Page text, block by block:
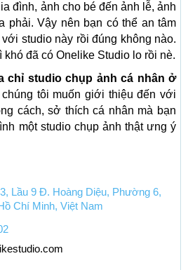
đình, ảnh cho bé đến ảnh lễ, ảnh
phải. Vậy nên bạn có thể an tâm
với studio này rồi đúng không nào.
đã có Onelike Studio lo rồi nè.
chỉ studio chụp ảnh cá nhân ở
chúng tôi muốn giới thiệu đến với
cách, sở thích cá nhân mà bạn
một studio chụp ảnh thật ưng ý
Lầu 9 Đ. Hoàng Diệu, Phường 6,
Chí Minh, Việt Nam